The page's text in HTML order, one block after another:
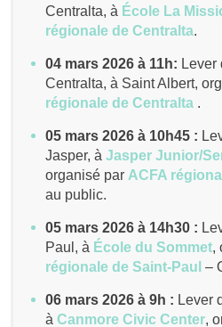
Centralta, à École La
régionale de Centralta.
04 mars 2026 à 11h: Lever
Centralta, à Saint Albert,
régionale de Centralta .
05 mars 2026 à 10h45 :
Jasper, à Jasper Junior/
organisé par ACFA
au public.
05 mars 2026 à 14h30 :
Paul, à École du Sommet,
régionale de Saint-Paul –
06 mars 2026 à 9h : Lever
à Canmore Civic Center,